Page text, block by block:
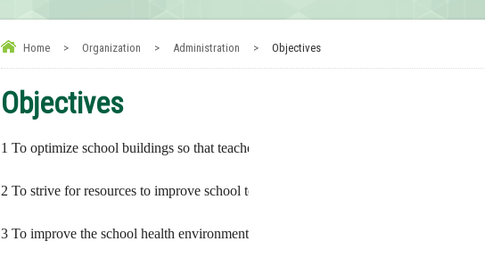
Home > Organization > Administration > Objectives
Objectives
1 To optimize school buildings so that teachers and students have an ideal learning
2 To strive for resources to improve school teaching needs;
3 To improve the school health environment;